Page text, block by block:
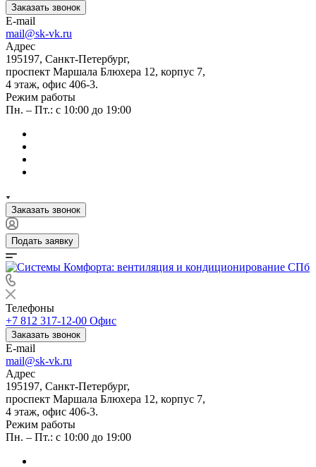
Заказать звонок
E-mail
mail@sk-vk.ru
Адрес
195197, Санкт-Петербург,
проспект Маршала Блюхера 12, корпус 7,
4 этаж, офис 406-3.
Режим работы
Пн. – Пт.: с 10:00 до 19:00
Заказать звонок
Подать заявку
Телефоны
+7 812 317-12-00 Офис
Заказать звонок
E-mail
mail@sk-vk.ru
Адрес
195197, Санкт-Петербург,
проспект Маршала Блюхера 12, корпус 7,
4 этаж, офис 406-3.
Режим работы
Пн. – Пт.: с 10:00 до 19:00